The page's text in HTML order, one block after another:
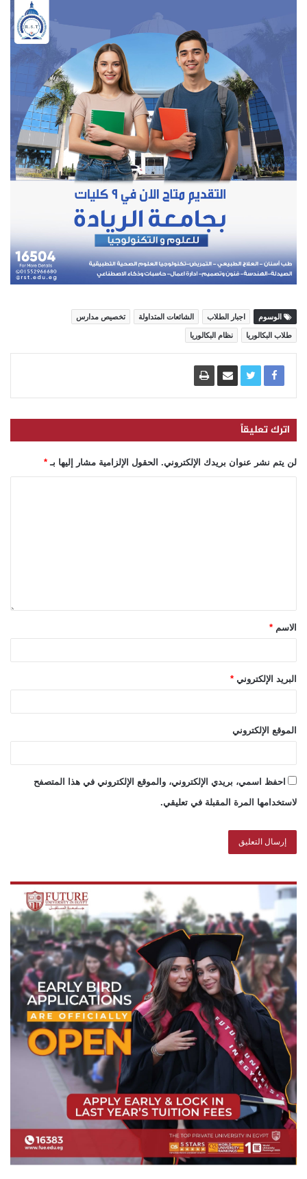
الوسوم اجبار الطلاب الشائعات المتداولة تخصيص مدارس
طلاب البكالوريا نظام البكالوريا
اترك تعليقاً
لن يتم نشر عنوان بريدك الإلكتروني. الحقول الإلزامية مشار إليها بـ *
الاسم *
البريد الإلكتروني *
الموقع الإلكتروني
احفظ اسمي، بريدي الإلكتروني، والموقع الإلكتروني في هذا المتصفح
لاستخدامها المرة المقبلة في تعليقي.